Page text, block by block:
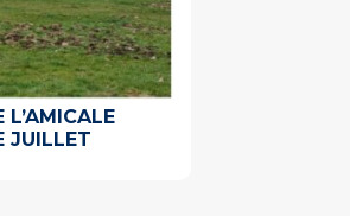
L’AMICALE
JUILLET